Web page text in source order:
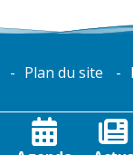
Plan du site